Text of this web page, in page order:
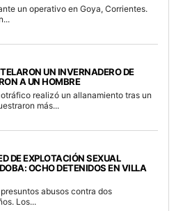
un operativo en Goya, Corrientes.
UN INVERNADERO DE
A UN HOMBRE
realizó un allanamiento tras un
más...
DE EXPLOTACIÓN SEXUAL
OCHO DETENIDOS EN VILLA
abusos contra dos
Los...